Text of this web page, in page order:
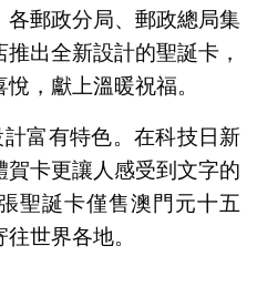
郵政分局、郵政總局集
出全新設計的聖誕卡，
，獻上溫暖祝福。
富有特色。在科技日新
賀卡更讓人感受到文字的
聖誕卡僅售澳門元十五
世界各地。